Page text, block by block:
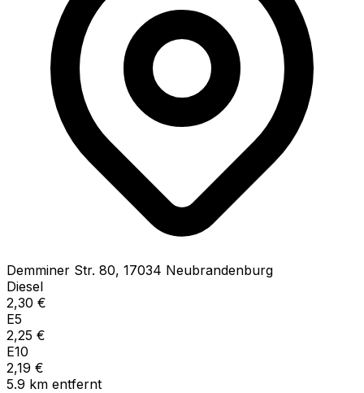
Demminer Str. 80, 17034 Neubrandenburg
Diesel
2,30 €
E5
2,25 €
E10
2,19 €
5.9 km entfernt